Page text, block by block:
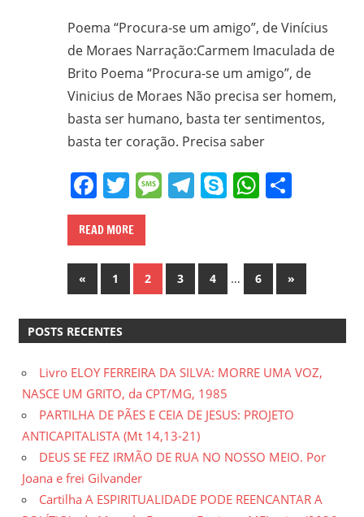
Poema “Procura-se um amigo”, de Vinícius
de Moraes Narração:Carmem Imaculada de
Brito Poema “Procura-se um amigo”, de
Vinicius de Moraes Não precisa ser homem,
basta ser humano, basta ter sentimentos,
basta ter coração. Precisa saber
Facebook
Twitter
Message
Telegram
SkypeShare
READ MORE
Paginação
posts
«Previous
Posts
1 2 3 4 … 6
Next
Posts
»
POSTS RECENTES
Livro ELOY FERREIRA DA SILVA: MORRE UMA VOZ,
NASCE UM GRITO, da CPT/MG, 1985
PARTILHA DE PÃES E CEIA DE JESUS: PROJETO
ANTICAPITALISTA (Mt 14,13-21)
DEUS SE FEZ IRMÃO DE RUA NO NOSSO MEIO. Por
Joana e frei Gilvander
Cartilha A ESPIRITUALIDADE PODE REENCANTAR A